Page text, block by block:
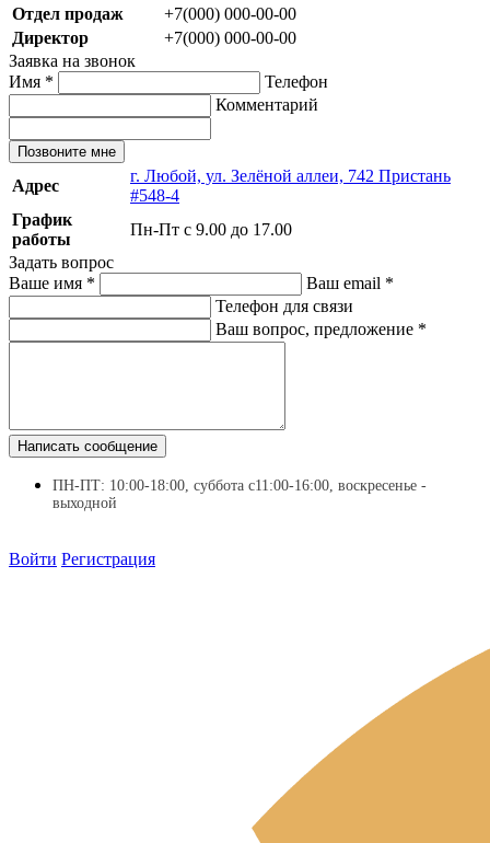
Отдел продаж
+7(000) 000-00-00
Директор
+7(000) 000-00-00
Заявка на звонок
Имя *
Телефон
Комментарий
Позвоните мне
Адрес
г. Любой, ул. Зелёной аллеи, 742 Пристань
#548-4
График
работы
Пн-Пт с 9.00 до 17.00
Задать вопрос
Ваше имя * Ваш email *
Телефон для связи
Ваш вопрос, предложение *
Написать сообщение
ПН-ПТ: 10:00-18:00, суббота с11:00-16:00, воскресенье -
выходной
Войти Регистрация